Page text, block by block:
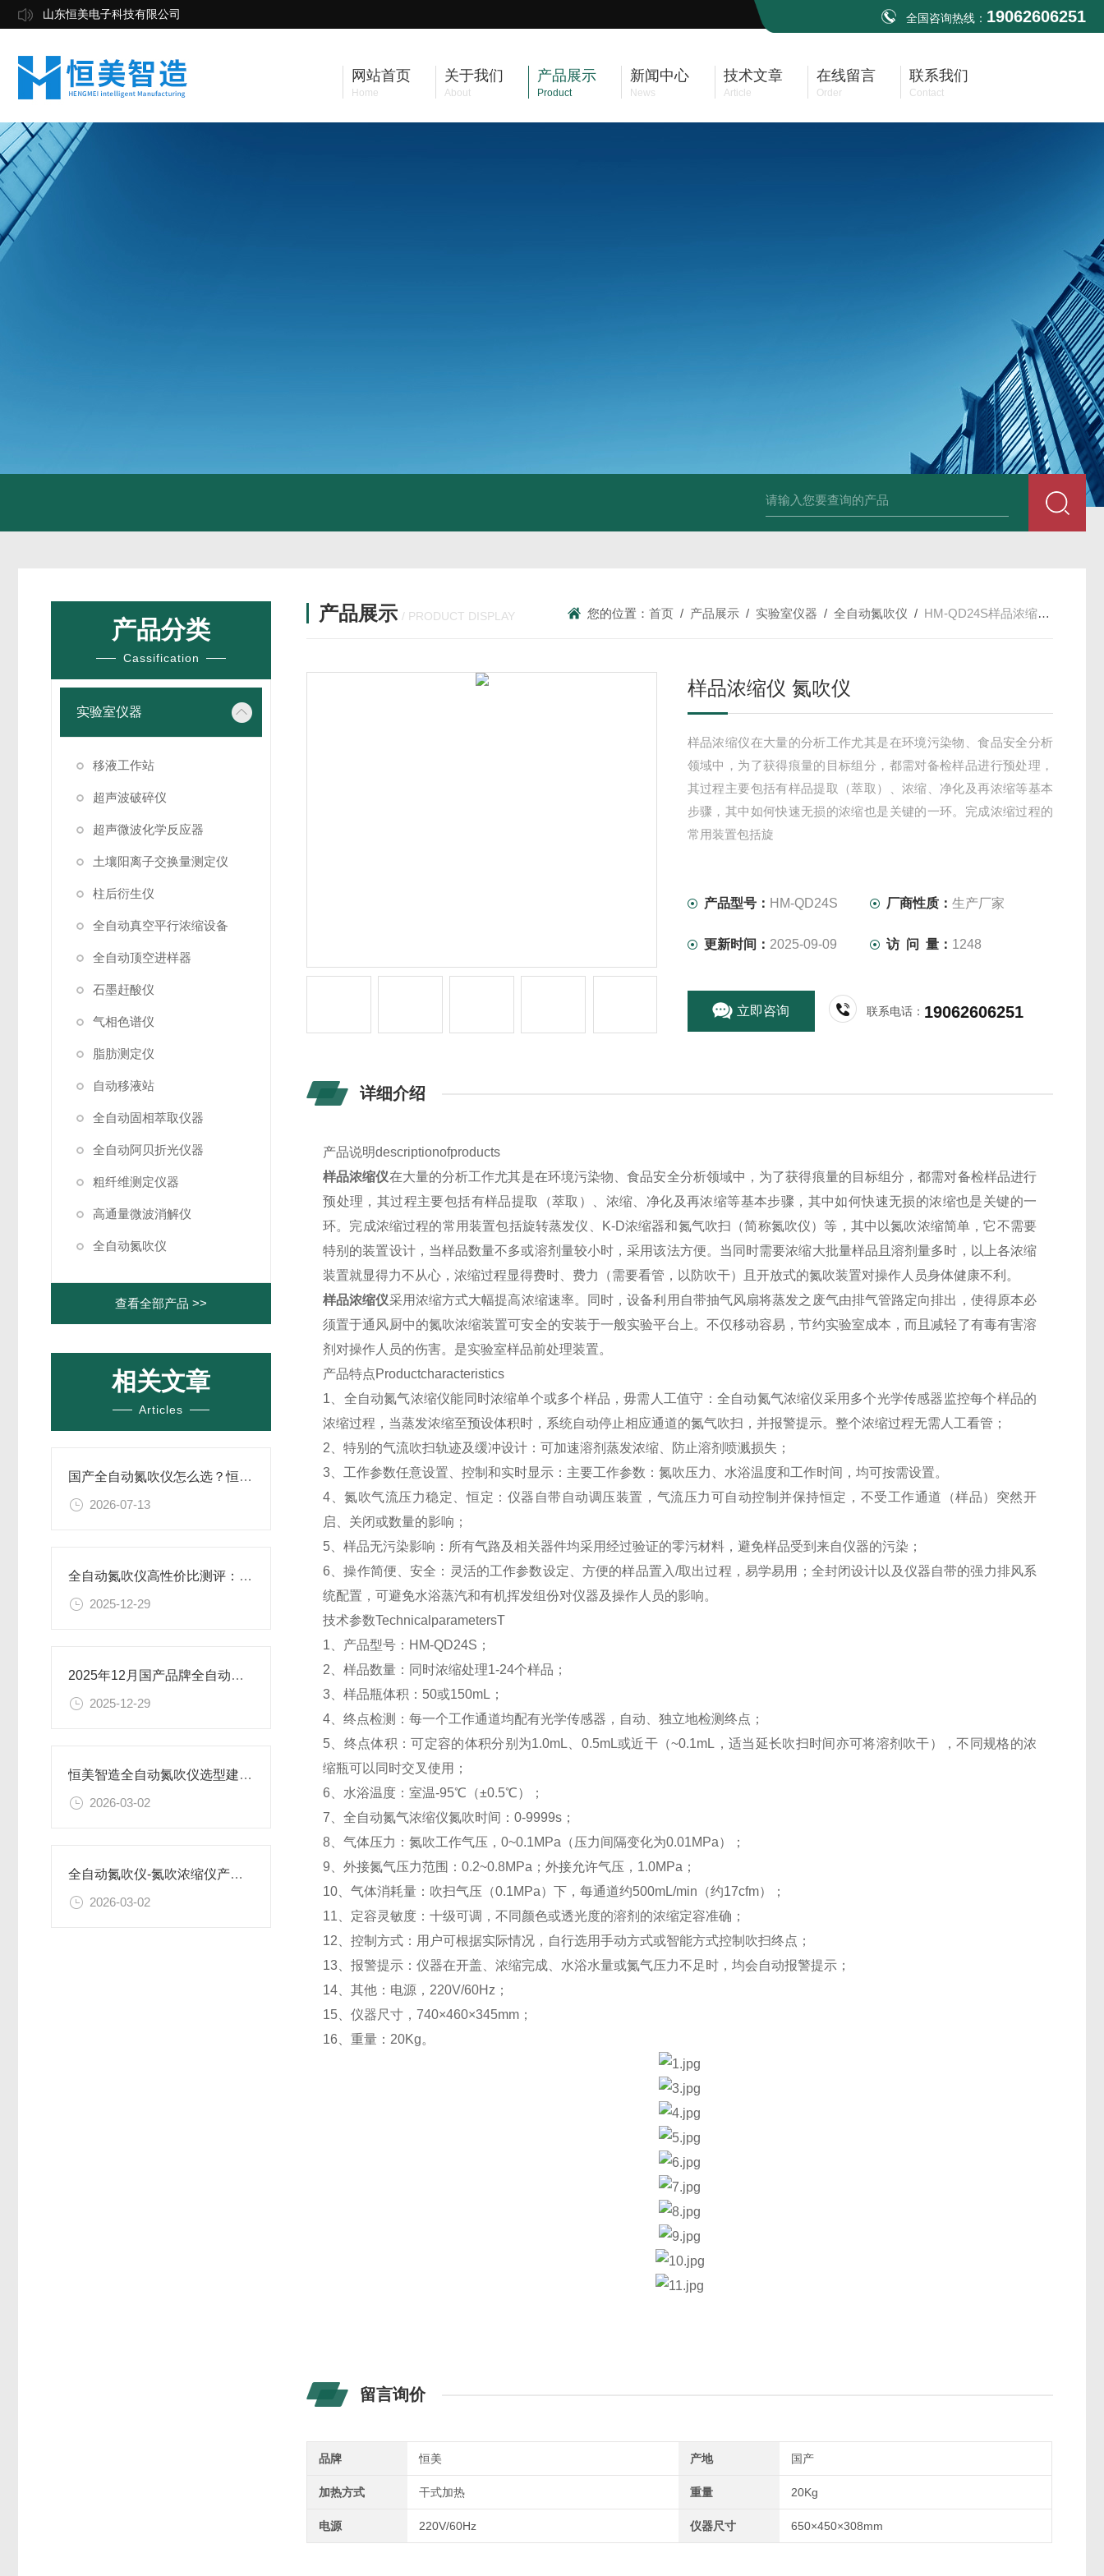
山东恒美电子科技有限公司 全国咨询热线： 19062606251
网站首页
Home
关于我们
About
产品展示
Product
新闻中心
News
技术文章
Article
在线留言
Order
联系我们
Contact
产品分类
Cassification
实验室仪器
移液工作站
超声波破碎仪
超声微波化学反应器
土壤阳离子交换量测定仪
柱后衍生仪
全自动真空平行浓缩设备
全自动顶空进样器
石墨赶酸仪
气相色谱仪
脂肪测定仪
自动移液站
全自动固相萃取仪器
全自动阿贝折光仪器
粗纤维测定仪器
高通量微波消解仪
全自动氮吹仪
查看全部产品 >>
相关文章
Articles
国产全自动氮吹仪怎么选？恒美智造平行浓缩仪深度实测分析
2026-07-13
全自动氮吹仪高性价比测评：恒美智造，品牌深度对比
2025-12-29
2025年12月国产品牌全自动氮吹仪排名发布
2025-12-29
恒美智造全自动氮吹仪选型建议 平行浓缩仪选购要点
2026-03-02
全自动氮吹仪-氮吹浓缩仪产品知识图谱报告书 恒美智造应用场景指南
2026-03-02
产品展示 / PRODUCT DISPLAY 您的位置：首页 / 产品展示 / 实验室仪器 /全自动氮吹仪 / HM-QD24S样品浓缩仪 氮吹仪
样品浓缩仪 氮吹仪
样品浓缩仪在大量的分析工作尤其是在环境污染物、食品安全分析
领域中，为了获得痕量的目标组分，都需对备检样品进行预处理，
其过程主要包括有样品提取（萃取）、浓缩、净化及再浓缩等基本
步骤，其中如何快速无损的浓缩也是关键的一环。完成浓缩过程的
常用装置包括旋
产品型号： HM-QD24S 厂商性质：生产厂家
更新时间： 2025-09-09 访 问 量： 1248
立即咨询 联系电话： 19062606251
详细介绍
产品说明descriptionofproducts
样品浓缩仪在大量的分析工作尤其是在环境污染物、食品安全分析领域中，为了获得痕量的目标组分，都需对备检样品进行
预处理，其过程主要包括有样品提取（萃取）、浓缩、净化及再浓缩等基本步骤，其中如何快速无损的浓缩也是关键的一
环。完成浓缩过程的常用装置包括旋转蒸发仪、K-D浓缩器和氮气吹扫（简称氮吹仪）等，其中以氮吹浓缩简单，它不需要
特别的装置设计，当样品数量不多或溶剂量较小时，采用该法方便。当同时需要浓缩大批量样品且溶剂量多时，以上各浓缩
装置就显得力不从心，浓缩过程显得费时、费力（需要看管，以防吹干）且开放式的氮吹装置对操作人员身体健康不利。
样品浓缩仪采用浓缩方式大幅提高浓缩速率。同时，设备利用自带抽气风扇将蒸发之废气由排气管路定向排出，使得原本必
须置于通风厨中的氮吹浓缩装置可安全的安装于一般实验平台上。不仅移动容易，节约实验室成本，而且减轻了有毒有害溶
剂对操作人员的伤害。是实验室样品前处理装置。
产品特点Productcharacteristics
1、全自动氮气浓缩仪能同时浓缩单个或多个样品，毋需人工值守：全自动氮气浓缩仪采用多个光学传感器监控每个样品的
浓缩过程，当蒸发浓缩至预设体积时，系统自动停止相应通道的氮气吹扫，并报警提示。整个浓缩过程无需人工看管；
2、特别的气流吹扫轨迹及缓冲设计：可加速溶剂蒸发浓缩、防止溶剂喷溅损失；
3、工作参数任意设置、控制和实时显示：主要工作参数：氮吹压力、水浴温度和工作时间，均可按需设置。
4、氮吹气流压力稳定、恒定：仪器自带自动调压装置，气流压力可自动控制并保持恒定，不受工作通道（样品）突然开
启、关闭或数量的影响；
5、样品无污染影响：所有气路及相关器件均采用经过验证的零污材料，避免样品受到来自仪器的污染；
6、操作简便、安全：灵活的工作参数设定、方便的样品置入/取出过程，易学易用；全封闭设计以及仪器自带的强力排风系
统配置，可避免水浴蒸汽和有机挥发组份对仪器及操作人员的影响。
技术参数TechnicalparametersT
1、产品型号：HM-QD24S；
2、样品数量：同时浓缩处理1-24个样品；
3、样品瓶体积：50或150mL；
4、终点检测：每一个工作通道均配有光学传感器，自动、独立地检测终点；
5、终点体积：可定容的体积分别为1.0mL、0.5mL或近干（~0.1mL，适当延长吹扫时间亦可将溶剂吹干），不同规格的浓
缩瓶可以同时交叉使用；
6、水浴温度：室温-95℃（±0.5℃）；
7、全自动氮气浓缩仪氮吹时间：0-9999s；
8、气体压力：氮吹工作气压，0~0.1MPa（压力间隔变化为0.01MPa）；
9、外接氮气压力范围：0.2~0.8MPa；外接允许气压，1.0MPa；
10、气体消耗量：吹扫气压（0.1MPa）下，每通道约500mL/min（约17cfm）；
11、定容灵敏度：十级可调，不同颜色或透光度的溶剂的浓缩定容准确；
12、控制方式：用户可根据实际情况，自行选用手动方式或智能方式控制吹扫终点；
13、报警提示：仪器在开盖、浓缩完成、水浴水量或氮气压力不足时，均会自动报警提示；
14、其他：电源，220V/60Hz；
15、仪器尺寸，740×460×345mm；
16、重量：20Kg。
留言询价
品牌 恒美 产地 国产
加热方式 干式加热 重量 20Kg
电源 220V/60Hz 仪器尺寸 650×450×308mm